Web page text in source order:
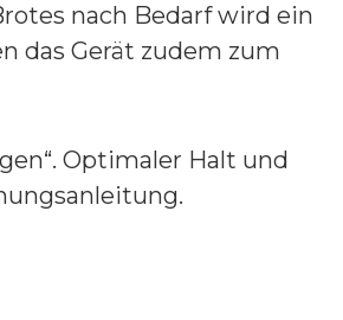
nach Bedarf wird ein
das Gerät zudem zum
Optimaler Halt und